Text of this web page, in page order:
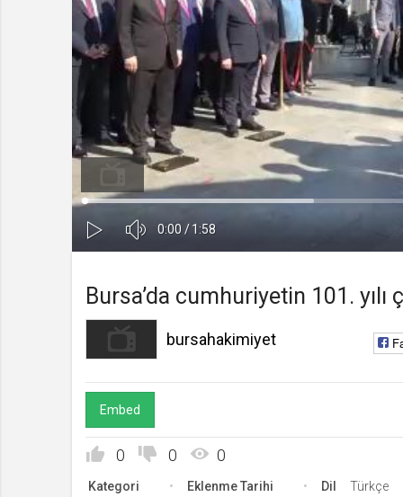
Üçüncü
Kapa
Süre
0:00/ Toplam
1:58
Yüklendi:
Yükleniyor:
bursahakimiyet
Kanala Katıl
Bursa’da cumhuriyetin 101.
bursahakimiyet
Embed
0 0 0
Kategori Eklenme Tarihi Dil Türkçe